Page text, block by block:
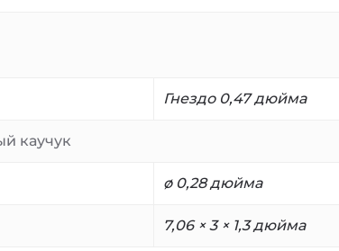
Гнездо 0,47 дюйма
каучук
ø 0,28 дюйма
7,06 × 3 × 1,3 дюйма